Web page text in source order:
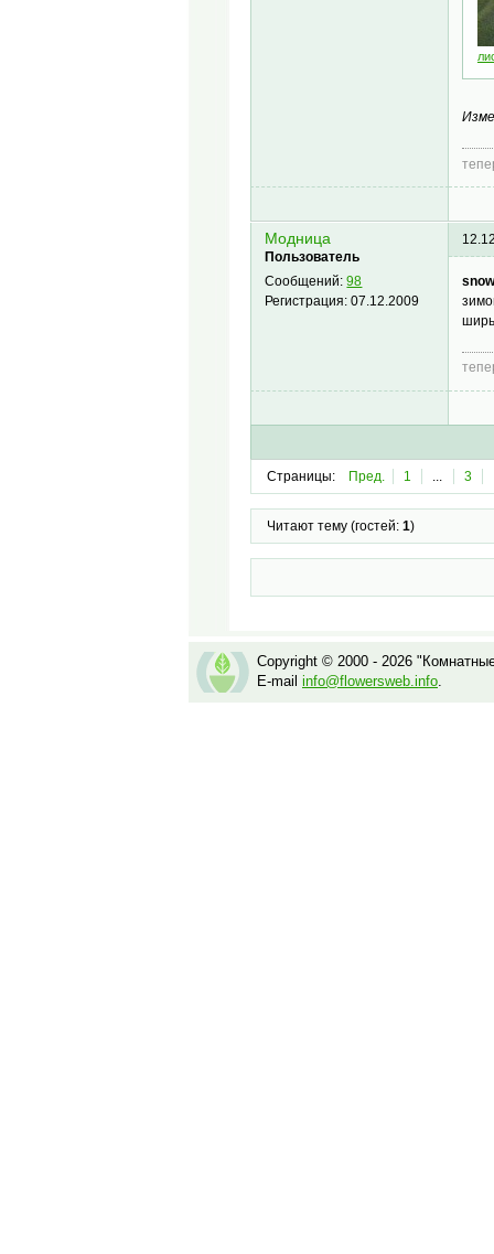
Модница
Пользователь
Сообщений:98
Регистрация:07.12.2009
Страницы: Пред. 1 ... 3
Читают тему (гостей: 1)
Copyright © 2000 - 2026
E-mail info@flowersweb.info.